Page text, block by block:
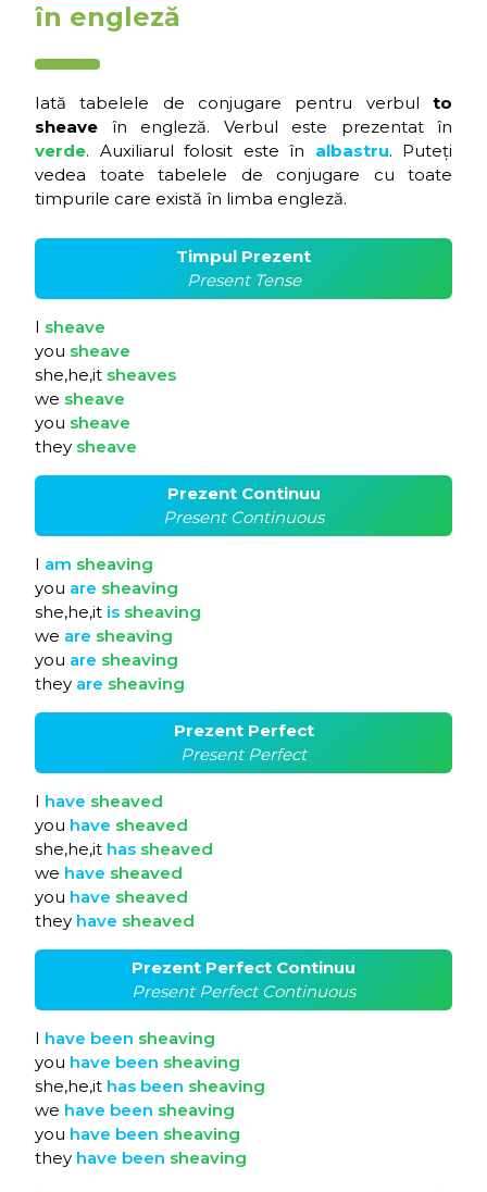
în engleză
Iată tabelele de conjugare pentru verbul to
sheave în engleză. Verbul este prezentat în
verde. Auxiliarul folosit este în albastru. Puteți
vedea toate tabelele de conjugare cu toate
timpurile care există în limba engleză.
Timpul Prezent
Present Tense
I sheave
you sheave
she,he,it sheaves
we sheave
you sheave
they sheave
Prezent Continuu
Present Continuous
I am sheaving
you are sheaving
she,he,it is sheaving
we are sheaving
you are sheaving
they are sheaving
Prezent Perfect
Present Perfect
I have sheaved
you have sheaved
she,he,it has sheaved
we have sheaved
you have sheaved
they have sheaved
Prezent Perfect Continuu
Present Perfect Continuous
I have been sheaving
you have been sheaving
she,he,it has been sheaving
we have been sheaving
you have been sheaving
they have been sheaving